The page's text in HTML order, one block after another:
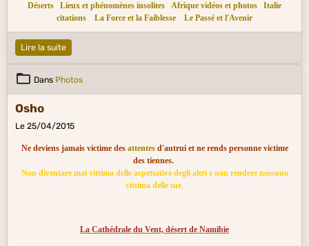
Déserts Lieux et phénomènes insolites Afrique vidéos et photos
Italie
citations
La Force et la Faiblesse Le Passé et l'Avenir
Lire la suite
Dans Photos
Osho
Le 25/04/2015
Ne deviens jamais victime des attentesd'autrui et ne rends personne victime
des tiennes.
Non diventare mai vittima delle aspettative degli altri e non rendere nessuno
vittima delle tue.
La Cathédrale du Vent, désert de Namibie